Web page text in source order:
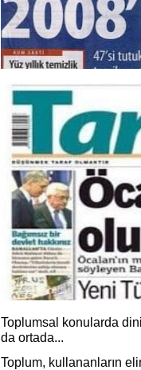
Toplumsal konularda
da ortada...
Toplum, kullananların